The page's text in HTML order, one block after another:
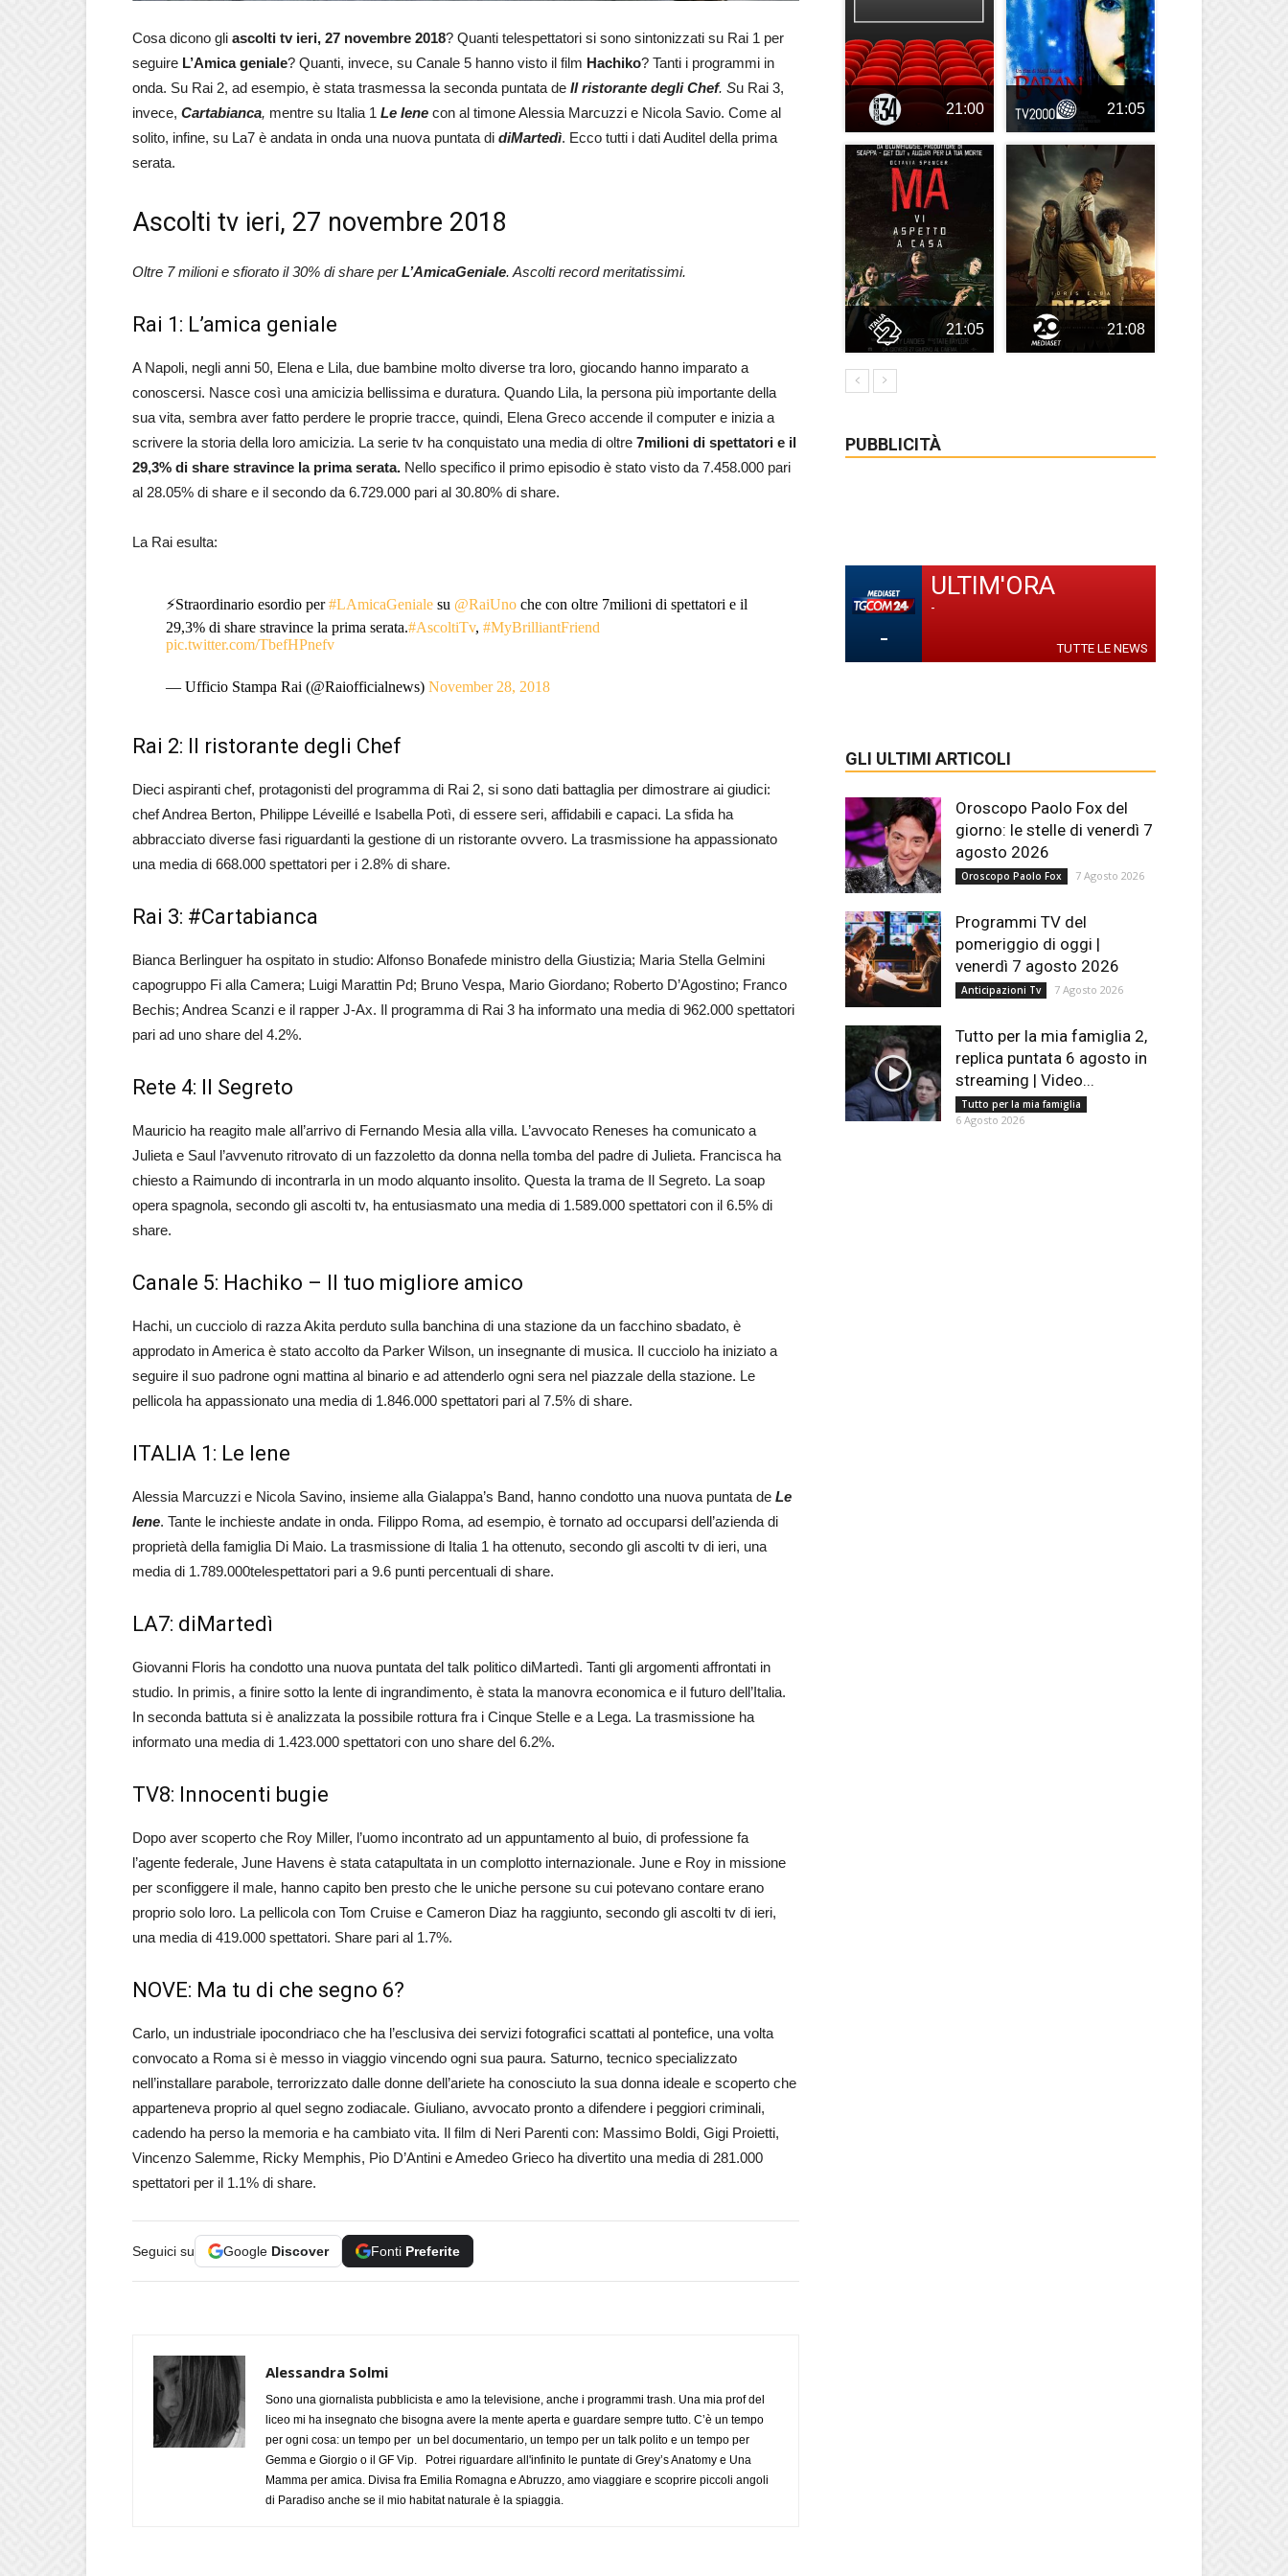
Cosa dicono gli ascolti tv ieri, 27 novembre 2018? Quanti telespettatori si sono sintonizzati su Rai 1 per
seguire L’Amica geniale? Quanti, invece, su Canale 5 hanno visto il film Hachiko? Tanti i programmi in
onda. Su Rai 2, ad esempio, è stata trasmessa la seconda puntata de Il ristorante degli Chef. Su Rai 3,
invece, Cartabianca, mentre su Italia 1 Le Iene con al timone Alessia Marcuzzi e Nicola Savio. Come al
solito, infine, su La7 è andata in onda una nuova puntata di diMartedì. Ecco tutti i dati Auditel della prima
serata.
Ascolti tv ieri, 27 novembre 2018
Oltre 7 milioni e sfiorato il 30% di share perL’AmicaGeniale. Ascolti record meritatissimi.
Rai 1: L’amica geniale
A Napoli, negli anni 50, Elena e Lila, due bambine molto diverse tra loro, giocando hanno imparato a
conoscersi. Nasce così una amicizia bellissima e duratura. Quando Lila, la persona più importante della
sua vita, sembra aver fatto perdere le proprie tracce, quindi, Elena Greco accende il computer e inizia a
scrivere la storia della loro amicizia. La serie tv ha conquistato una media di oltre 7milioni di spettatori e il
29,3% di share stravince la prima serata. Nello specifico il primo episodio è stato visto da 7.458.000 pari
al 28.05% di share e il secondo da 6.729.000 pari al 30.80% di share.
La Rai esulta:
⚡️Straordinario esordio per#LAmicaGenialesu @RaiUnoche con oltre 7milioni di spettatori e il
29,3% di share stravince la prima serata.#AscoltiTv, #MyBrilliantFriend
pic.twitter.com/TbefHPnefv
— Ufficio Stampa Rai (@Raiofficialnews) November 28, 2018
Rai 2: Il ristorante degli Chef
Dieci aspiranti chef, protagonisti del programma di Rai 2, si sono dati battaglia per dimostrare ai giudici:
chef Andrea Berton, Philippe Léveillé e Isabella Potì, di essere seri, affidabili e capaci. La sfida ha
abbracciato diverse fasi riguardanti la gestione di un ristorante ovvero. La trasmissione ha appassionato
una media di 668.000 spettatori per i 2.8% di share.
Rai 3: #Cartabianca
Bianca Berlinguer ha ospitato in studio: Alfonso Bonafede ministro della Giustizia; Maria Stella Gelmini
capogruppo Fi alla Camera; Luigi Marattin Pd; Bruno Vespa, Mario Giordano; Roberto D’Agostino; Franco
Bechis; Andrea Scanzi e il rapper J-Ax. Il programma di Rai 3 ha informato una media di 962.000 spettatori
pari ad uno share del 4.2%.
Rete 4: Il Segreto
Mauricio ha reagito male all’arrivo di Fernando Mesia alla villa. L’avvocato Reneses ha comunicato a
Julieta e Saul l’avvenuto ritrovato di un fazzoletto da donna nella tomba del padre di Julieta. Francisca ha
chiesto a Raimundo di incontrarla in un modo alquanto insolito. Questa la trama de Il Segreto. La soap
opera spagnola, secondo gli ascolti tv, ha entusiasmato una media di 1.589.000 spettatori con il 6.5% di
share.
Canale 5: Hachiko – Il tuo migliore amico
Hachi, un cucciolo di razza Akita perduto sulla banchina di una stazione da un facchino sbadato, è
approdato in America è stato accolto da Parker Wilson, un insegnante di musica. Il cucciolo ha iniziato a
seguire il suo padrone ogni mattina al binario e ad attenderlo ogni sera nel piazzale della stazione. Le
pellicola ha appassionato una media di 1.846.000 spettatori pari al 7.5% di share.
ITALIA 1: Le Iene
Alessia Marcuzzi e Nicola Savino, insieme alla Gialappa’s Band, hanno condotto una nuova puntata de Le
Iene. Tante le inchieste andate in onda. Filippo Roma, ad esempio, è tornato ad occuparsi dell’azienda di
proprietà della famiglia Di Maio. La trasmissione di Italia 1 ha ottenuto, secondo gli ascolti tv di ieri, una
media di 1.789.000telespettatori pari a 9.6 punti percentuali di share.
LA7: diMartedì
Giovanni Floris ha condotto una nuova puntata del talk politico diMartedì. Tanti gli argomenti affrontati in
studio. In primis, a finire sotto la lente di ingrandimento, è stata la manovra economica e il futuro dell’Italia.
In seconda battuta si è analizzata la possibile rottura fra i Cinque Stelle e a Lega. La trasmissione ha
informato una media di 1.423.000 spettatori con uno share del 6.2%.
TV8: Innocenti bugie
Dopo aver scoperto che Roy Miller, l’uomo incontrato ad un appuntamento al buio, di professione fa
l’agente federale, June Havens è stata catapultata in un complotto internazionale. June e Roy in missione
per sconfiggere il male, hanno capito ben presto che le uniche persone su cui potevano contare erano
proprio solo loro. La pellicola con Tom Cruise e Cameron Diaz ha raggiunto, secondo gli ascolti tv di ieri,
una media di 419.000 spettatori. Share pari al 1.7%.
NOVE: Ma tu di che segno 6?
Carlo, un industriale ipocondriaco che ha l’esclusiva dei servizi fotografici scattati al pontefice, una volta
convocato a Roma si è messo in viaggio vincendo ogni sua paura. Saturno, tecnico specializzato
nell’installare parabole, terrorizzato dalle donne dell’ariete ha conosciuto la sua donna ideale e scoperto che
apparteneva proprio al quel segno zodiacale. Giuliano, avvocato pronto a difendere i peggiori criminali,
cadendo ha perso la memoria e ha cambiato vita. Il film di Neri Parenti con: Massimo Boldi, Gigi Proietti,
Vincenzo Salemme, Ricky Memphis, Pio D’Antini e Amedeo Grieco ha divertito una media di 281.000
spettatori per il 1.1% di share.
Seguici su Google Discover Fonti Preferite
Alessandra Solmi
Sono una giornalista pubblicista e amo la televisione, anche i programmi trash. Una mia prof del
liceo mi ha insegnato che bisogna avere la mente aperta e guardare sempre tutto. C’è un tempo
per ogni cosa: un tempo per un bel documentario, un tempo per un talk polito e un tempo per
Gemma e Giorgio o il GF Vip. Potrei riguardare all'infinito le puntate di Grey’s Anatomy e Una
Mamma per amica. Divisa fra Emilia Romagna e Abruzzo, amo viaggiare e scoprire piccoli angoli
di Paradiso anche se il mio habitat naturale è la spiaggia.
21:00 21:05
21:05 21:08
PUBBLICITÀ
-
ULTIM'ORA
-
TUTTE LE NEWS
GLI ULTIMI ARTICOLI
Oroscopo Paolo Fox del
giorno: le stelle di venerdì 7
agosto 2026
Oroscopo Paolo Fox 7 Agosto 2026
Programmi TV del
pomeriggio di oggi |
venerdì 7 agosto 2026
Anticipazioni Tv 7 Agosto 2026
Tutto per la mia famiglia 2,
replica puntata 6 agosto in
streaming | Video...
Tutto per la mia famiglia
6 Agosto 2026